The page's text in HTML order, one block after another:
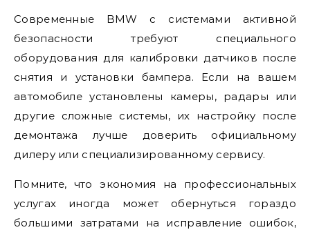
Современные BMW с системами активной
безопасности требуют специального
оборудования для калибровки датчиков после
снятия и установки бампера. Если на вашем
автомобиле установлены камеры, радары или
другие сложные системы, их настройку после
демонтажа лучше доверить официальному
дилеру или специализированному сервису.
Помните, что экономия на профессиональных
услугах иногда может обернуться гораздо
большими затратами на исправление ошибок,